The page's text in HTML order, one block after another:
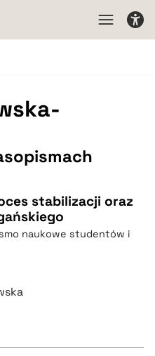
stabilizacji oraz
naukowe studentów i